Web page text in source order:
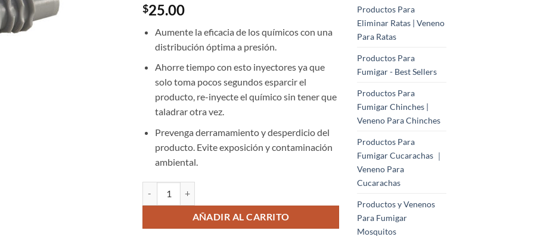
$25.00
Aumente la eficacia de los químicos con una
distribución óptima a presión.
Ahorre tiempo con esto inyectores ya que
solo toma pocos segundos esparcir el
producto, re-inyecte el químico sin tener que
taladrar otra vez.
Prevenga derramamiento y desperdicio del
producto. Evite exposición y contaminación
ambiental.
Inyectores Mabi para tratamientos de termitas en concreto y paredes - 1Pkg/100 Unidades cantidad
AÑADIR AL CARRITO
Productos Para
Eliminar Ratas | Veneno
Para Ratas
Productos Para
Fumigar - Best Sellers
Productos Para
Fumigar Chinches |
Veneno Para Chinches
Productos Para
Fumigar Cucarachas ｜
Veneno Para
Cucarachas
Productos y Venenos
Para Fumigar
Mosquitos